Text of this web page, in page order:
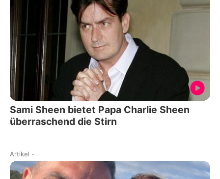
Sami Sheen bietet Papa Charlie Sheen
überraschend die Stirn
Artikel -